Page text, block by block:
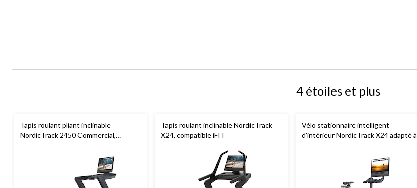
4 étoiles et plus
Tapis roulant pliant inclinable
NordicTrack 2450 Commercial,
Tapis roulant inclinable NordicTrack
X24, compatible iFIT
Vélo stationnaire intelligent
d'intérieur NordicTrack X24 adapté à